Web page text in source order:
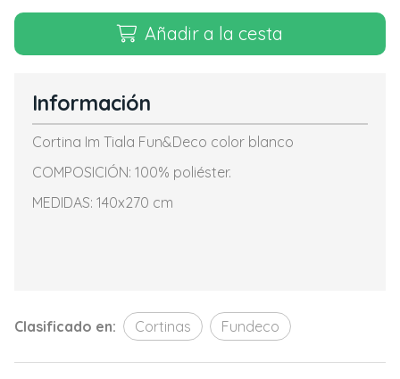
Añadir a la cesta
Información
Cortina Im Tiala Fun&Deco color blanco
COMPOSICIÓN: 100% poliéster.
MEDIDAS: 140x270 cm
Clasificado en: Cortinas Fundeco